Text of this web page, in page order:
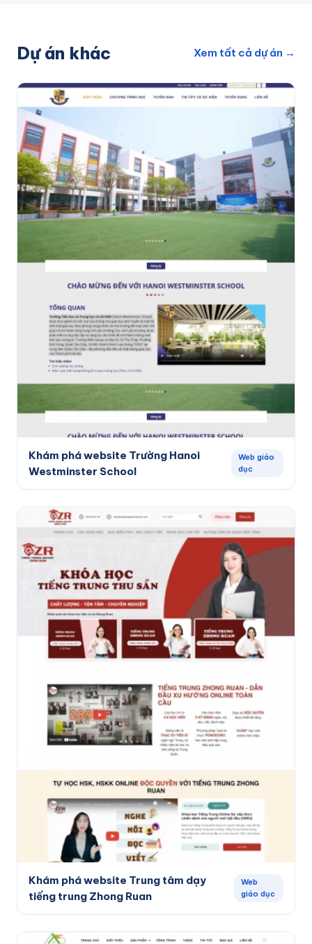
Dự án khác Xem tất cả dự án →
Khám phá website Trường Hanoi
Westminster School
Web giáo
dục
Khám phá website Trung tâm dạy
tiếng trung Zhong Ruan
Web
giáo dục